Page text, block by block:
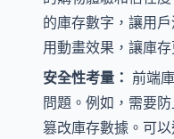
的庫存數字，讓用
用動畫效果，讓庫
安全性考量： 前端
問題。例如，需要
篡改庫存數據。可